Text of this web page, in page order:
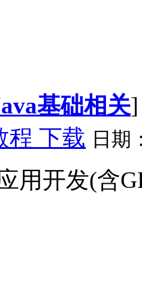
基础相关
程 下载 日期
用开发(含